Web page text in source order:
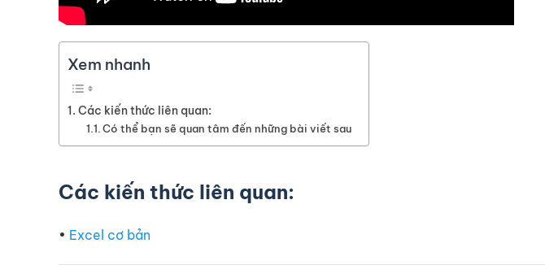
Xem nhanh
Các kiến thức liên quan:
Có thể bạn sẽ quan tâm đến những bài viết sau
Các kiến thức liên quan:
• Excel cơ bản